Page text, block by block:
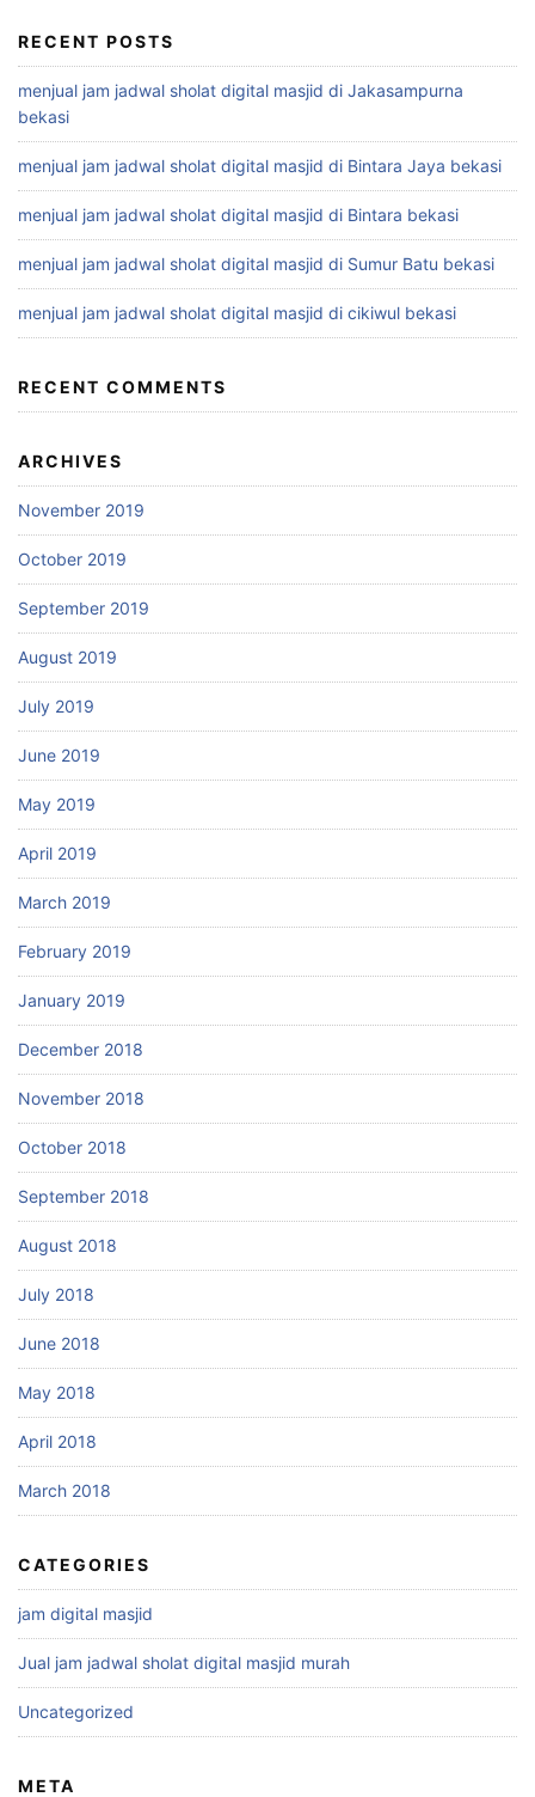
RECENT POSTS
menjual jam jadwal sholat digital masjid di Jakasampurna
bekasi
menjual jam jadwal sholat digital masjid di Bintara Jaya bekasi
menjual jam jadwal sholat digital masjid di Bintara bekasi
menjual jam jadwal sholat digital masjid di Sumur Batu bekasi
menjual jam jadwal sholat digital masjid di cikiwul bekasi
RECENT COMMENTS
ARCHIVES
November 2019
October 2019
September 2019
August 2019
July 2019
June 2019
May 2019
April 2019
March 2019
February 2019
January 2019
December 2018
November 2018
October 2018
September 2018
August 2018
July 2018
June 2018
May 2018
April 2018
March 2018
CATEGORIES
jam digital masjid
Jual jam jadwal sholat digital masjid murah
Uncategorized
META